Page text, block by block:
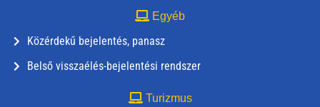
Egyéb
Közérdekű bejelentés, panasz
Belső visszaélés-bejelentési rendszer
Turizmus